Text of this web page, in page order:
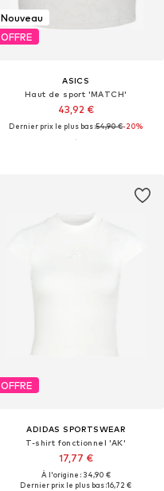
Nouveau
OFFRE
ASICS
Haut de sport 'MATCH'
43,92 €
Dernier prix le plus bas :54,90 €-20%
OFFRE
ADIDAS SPORTSWEAR
T-shirt fonctionnel 'AK'
17,77 €
À l'origine : 34,90 €
Dernier prix le plus bas :16,72 €